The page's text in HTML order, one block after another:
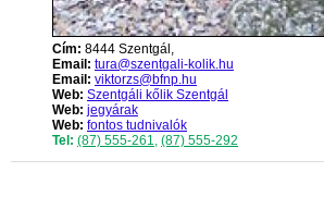
Cím: 8444 Szentgál,
Email: tura@szentgali-kolik.hu
Email: viktorzs@bfnp.hu
Web: Szentgáli kőlik Szentgál
Web: jegyárak
Web: fontos tudnivalók
Tel: (87) 555-261 (87) 555-292